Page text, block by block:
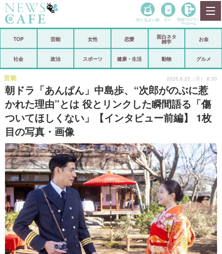
政治
芸能 スポーツ
恋愛 ビックリ
コメントポスト
リリース ショップ
登録・ログイン/マイルーム
当たる占い師 占い 登録• ログイン
マイルーム
TOP 芸能 女性 恋愛
面白ネタ
雑学
お金
社会 政治 スポーツ 健康・生活 動物 グルメ
朝ドラ「あんぱん」中島歩、“次郎がのぶに惹
かれた理由”とは 役とリンクした瞬間語る「傷
ついてほしくない」【インタビュー前編】 1枚
目の写真・画像
芸能 2025.6.23（月） 8:30